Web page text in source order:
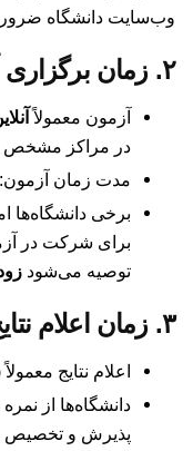
وب‌سایت دانشگاه
۲. زمان برگزاری آزمون
آزمون معمولاً
در مراکز مشخص
مدت زمان آزمون:
برخی دانشگاه‌ها
برای شرکت در
توصیه می‌شود
۳. زمان اعلام نتایج
اعلام نتایج معمولاً۵
پذیرش و تخصیص